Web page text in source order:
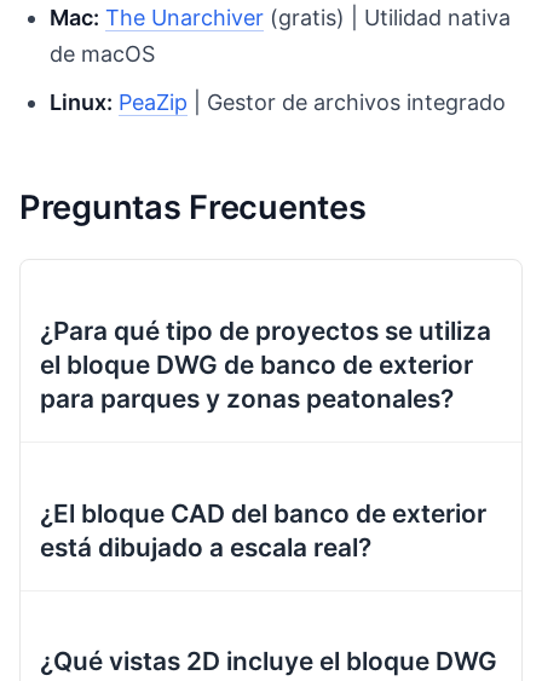
Mac: The Unarchiver (gratis) | Utilidad nativa
de macOS
Linux: PeaZip | Gestor de archivos integrado
Preguntas Frecuentes
¿Para qué tipo de proyectos se utiliza
el bloque DWG de banco de exterior
para parques y zonas peatonales?
¿El bloque CAD del banco de exterior
está dibujado a escala real?
¿Qué vistas 2D incluye el bloque DWG